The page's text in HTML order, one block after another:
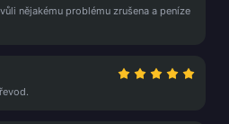
nějakému problému zrušena a peníze